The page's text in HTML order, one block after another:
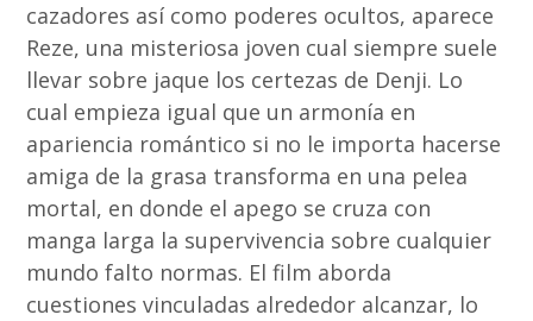
cazadores así­ como poderes ocultos, aparece
Reze, una misteriosa joven cual siempre suele
llevar sobre jaque los certezas de Denji. Lo
cual empieza igual que un armonía en
apariencia romántico si no le importa hacerse
amiga de la grasa transforma en una pelea
mortal, en donde el apego se cruza con
manga larga la supervivencia sobre cualquier
mundo falto normas. El film aborda
cuestiones vinculadas alrededor alcanzar, lo